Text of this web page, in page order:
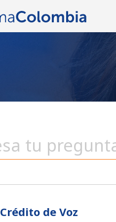
Crédito de Voz